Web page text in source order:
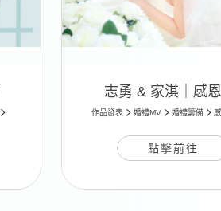
志勇 & 家淇｜感
作品發表 婚禮MV 婚禮籌備
點擊前往